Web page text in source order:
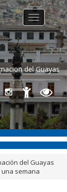
del Guayas
Toggle
navigation
del Guayas
semana